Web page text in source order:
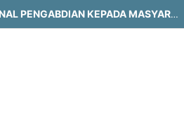
J-ABDIPAMAS (JURNAL PENGABDIAN KEPADA MASYARAKAT)